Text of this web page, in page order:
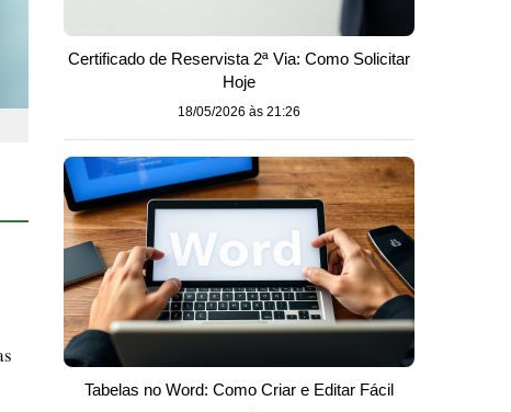
Certificado de Reservista 2ª Via: Como Solicitar
Hoje
18/05/2026 às 21:26
Tabelas no Word: Como Criar e Editar Fácil